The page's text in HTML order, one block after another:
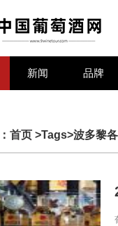
新闻 品牌
首页 >Tags>波多黎各